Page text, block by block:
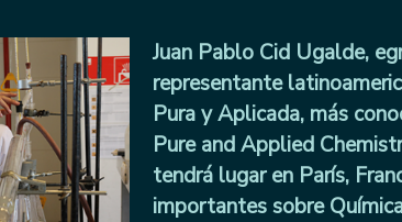
Juan Pablo Cid Ugalde,
representante
Pura y Aplicada, más
Pure and Applied
tendrá lugar en París,
importantes sobre